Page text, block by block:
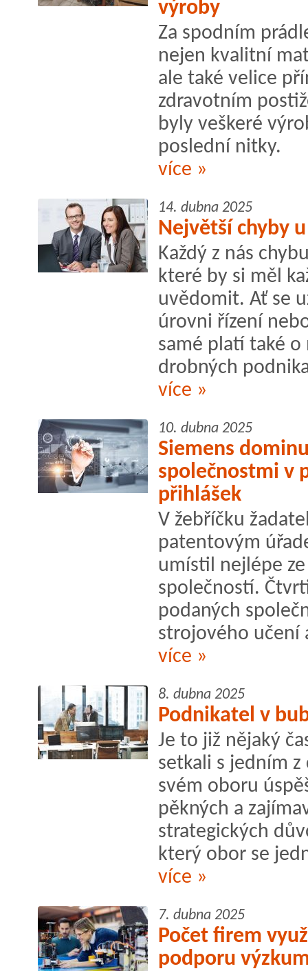
výroby
Za spodním
nejen kvalitní
ale také velice
zdravotním
byly veškeré
poslední nitky.
více »
14. dubna 2025
Největší chyby
Každý z nás
které by si měl
uvědomit. Ať se
úrovni řízení
samé platí také
drobných
více »
10. dubna 2025
Siemens
společnostmi v
přihlášek
V žebříčku
patentovým
umístil nejlépe
společností.
podaných
strojového učení
více »
8. dubna 2025
Podnikatel v
Je to již nějaký
setkali s jedním
svém oboru
pěkných a
strategických
který obor se
více »
7. dubna 2025
Počet firem
podporu